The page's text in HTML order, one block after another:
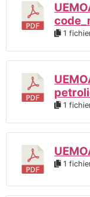
1
1
1